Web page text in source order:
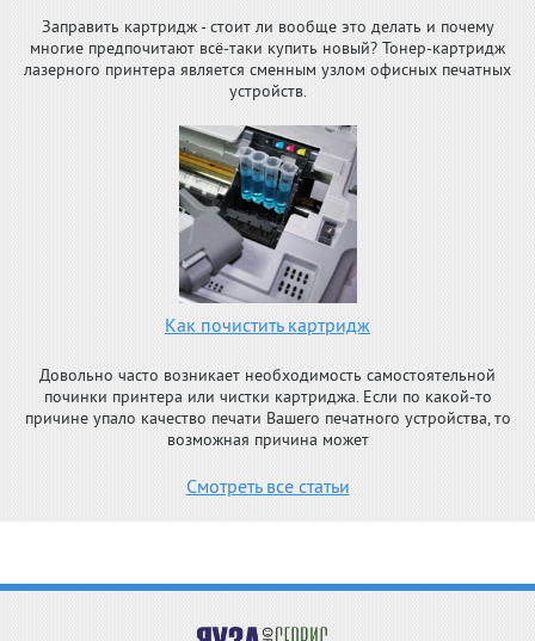
Заправить картридж - стоит ли вообще это делать и почему
многие предпочитают всё-таки купить новый? Тонер-картридж
лазерного принтера является сменным узлом офисных печатных
устройств.
Как почистить картридж
Довольно часто возникает необходимость самостоятельной
починки принтера или чистки картриджа. Если по какой-то
причине упало качество печати Вашего печатного устройства, то
возможная причина может
Смотреть все статьи